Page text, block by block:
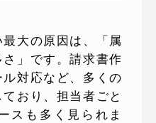
大の原因は、「属
」です。請求書作
対応など、多くの
おり、担当者ごと
スも多く見られま